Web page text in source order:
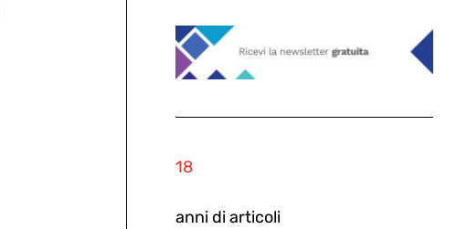
18
anni di articoli